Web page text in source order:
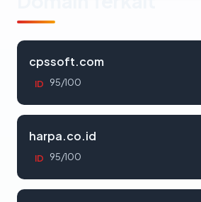
cpssoft.com
ID 95/100
harpa.co.id
ID 95/100